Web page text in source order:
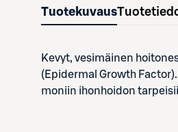
Tuotekuvaus
Kevyt, vesimäinen
(Epidermal Growth
moniin ihonhoidon